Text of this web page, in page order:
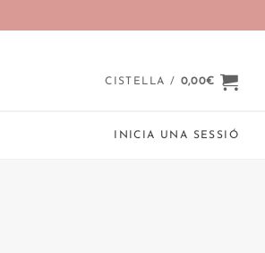
CISTELLA / 0,00€
INICIA UNA SESSIÓ